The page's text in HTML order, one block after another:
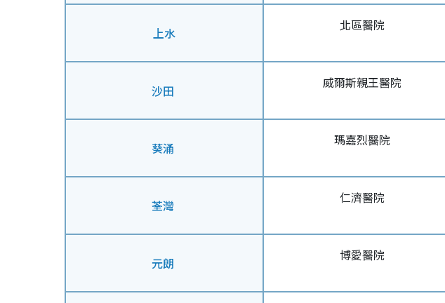
上水 北區醫院
沙田 威爾斯親王醫院
葵涌 瑪嘉烈醫院
荃灣 仁濟醫院
元朗 博愛醫院